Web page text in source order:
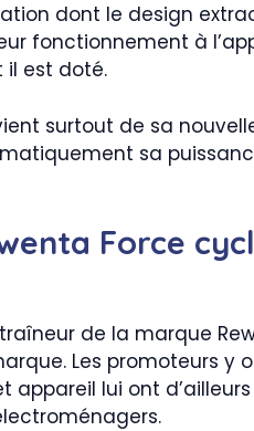
dont le design
fonctionnement à
il est doté.
surtout de sa
sa
Force
de la marque
Les promoteurs y
appareil lui ont